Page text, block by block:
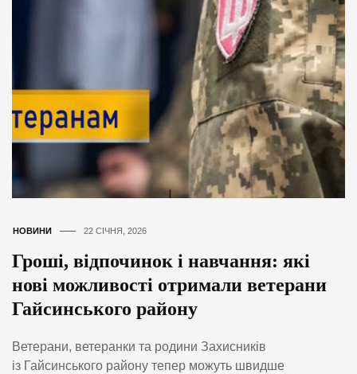
НОВИНИ 22 СІЧНЯ, 2026
Гроші, відпочинок і навчання: які
нові можливості отримали ветерани
Гайсинського району
Ветерани, ветеранки та родини Захисників
із Гайсинського району тепер можуть швидше